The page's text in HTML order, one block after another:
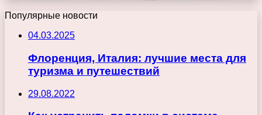
Популярные новости
04.03.2025
Флоренция, Италия: лучшие места для
туризма и путешествий
29.08.2022